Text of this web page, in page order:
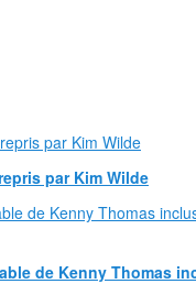
par Kim Wilde
de Kenny Thomas